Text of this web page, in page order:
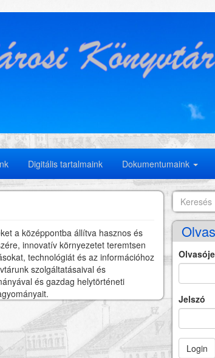
Digitális tartalmaink Dokumentumaink
a középpontba állítva hasznos és
innovatív környezetet teremtsen
technológiát és az információhoz
szolgáltatásaival és
és gazdag helytörténeti
Search
Keresés
Jelszó